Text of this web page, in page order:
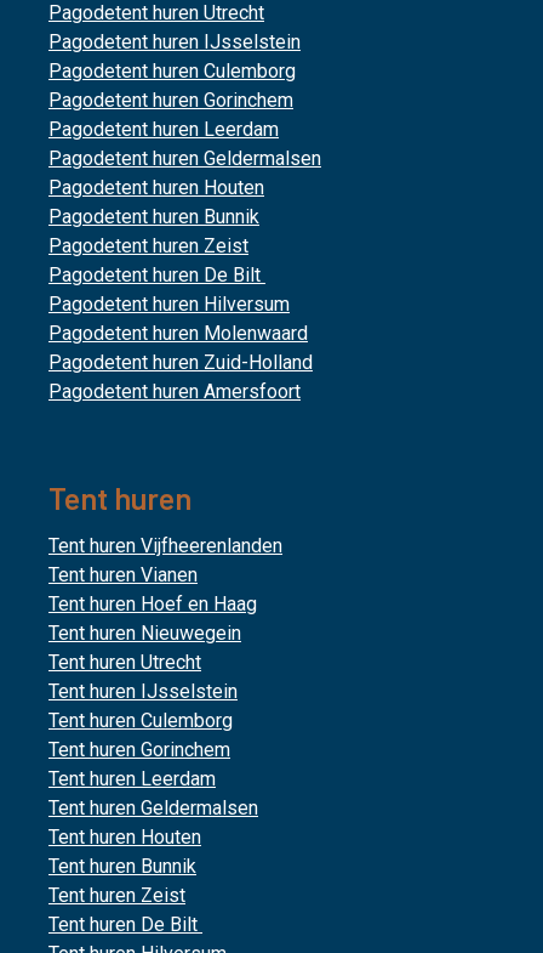
Pagodetent huren Utrecht
Pagodetent huren IJsselstein
Pagodetent huren Culemborg
Pagodetent huren Gorinchem
Pagodetent huren Leerdam
Pagodetent huren Geldermalsen
Pagodetent huren Houten
Pagodetent huren Bunnik
Pagodetent huren Zeist
Pagodetent huren De Bilt
Pagodetent huren Hilversum
Pagodetent huren Molenwaard
Pagodetent huren Zuid-Holland
Pagodetent huren Amersfoort
Tent huren
Tent huren Vijfheerenlanden
Tent huren Vianen
Tent huren Hoef en Haag
Tent huren Nieuwegein
Tent huren Utrecht
Tent huren IJsselstein
Tent huren Culemborg
Tent huren Gorinchem
Tent huren Leerdam
Tent huren Geldermalsen
Tent huren Houten
Tent huren Bunnik
Tent huren Zeist
Tent huren De Bilt